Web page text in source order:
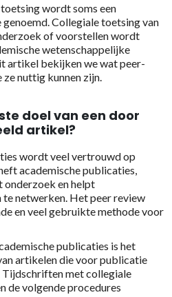
wordt soms een
Collegiale toetsing van
of voorstellen wordt
wetenschappelijke
artikel bekijken we wat peer-
nuttig kunnen zijn.
doel van een door
artikel?
wordt veel vertrouwd op
academische publicaties,
en helpt
netwerken. Het peer review
en veel gebruikte methode voor
publicaties is het
artikelen die voor publicatie
met collegiale
de volgende procedures